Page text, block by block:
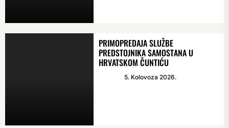
PRIMOPREDAJA SLUŽBE
PREDSTOJNIKA SAMOSTANA U
HRVATSKOM ČUNTIĆU
5. Kolovoza 2026.